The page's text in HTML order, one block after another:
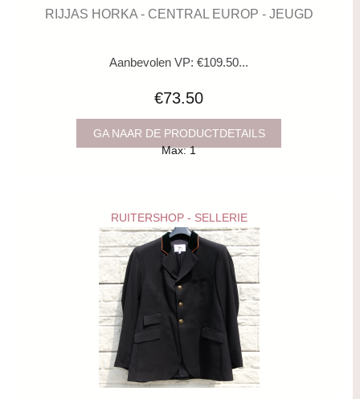
RIJJAS HORKA - CENTRAL EUROP - JEUGD
Aanbevolen VP: €109.50...
€73.50
GA NAAR DE PRODUCTDETAILS
Max: 1
RUITERSHOP - SELLERIE